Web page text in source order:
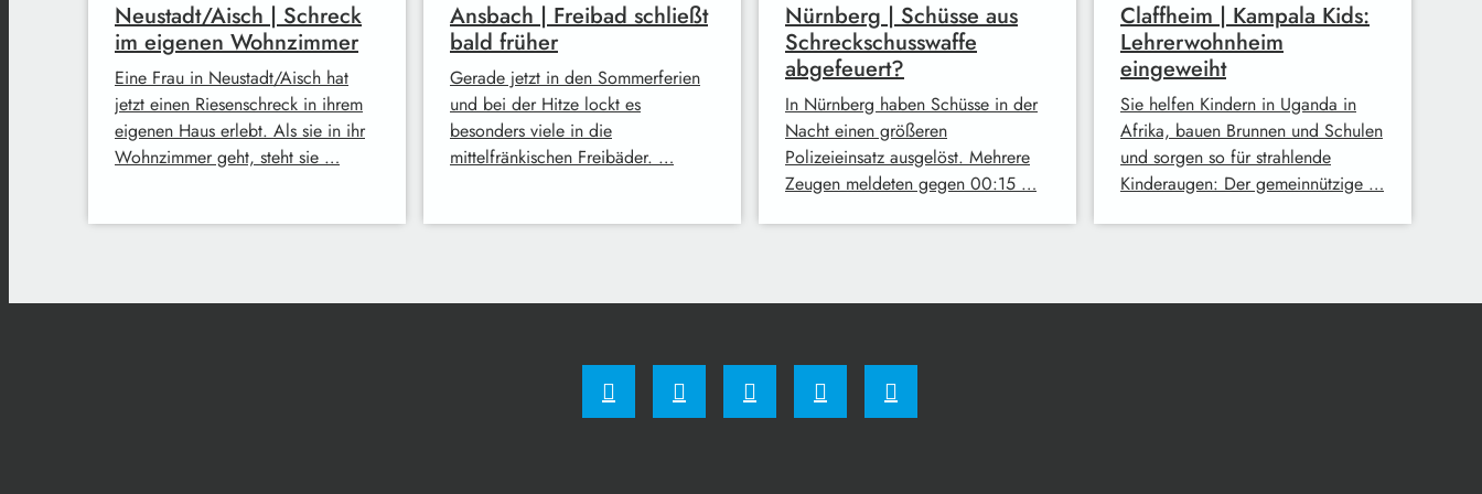
Neustadt/Aisch | Schreck
im eigenen Wohnzimmer
Eine Frau in Neustadt/Aisch hat
jetzt einen Riesenschreck in ihrem
eigenen Haus erlebt. Als sie in ihr
Wohnzimmer geht, steht sie …
Ansbach | Freibad schließt
bald früher
Gerade jetzt in den Sommerferien
und bei der Hitze lockt es
besonders viele in die
mittelfränkischen Freibäder. …
Nürnberg | Schüsse aus
Schreckschusswaffe
abgefeuert?
In Nürnberg haben Schüsse in der
Nacht einen größeren
Polizeieinsatz ausgelöst. Mehrere
Zeugen meldeten gegen 00:15 …
Claffheim | Kampala Kids:
Lehrerwohnheim
eingeweiht
Sie helfen Kindern in Uganda in
Afrika, bauen Brunnen und Schulen
und sorgen so für strahlende
Kinderaugen: Der gemeinnützige …